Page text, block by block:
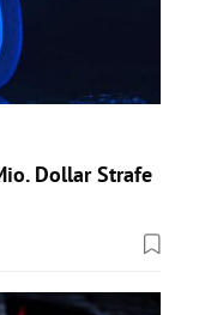
Dollar Strafe